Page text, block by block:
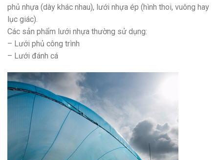
phủ nhựa (dày khác nhau), lưới nhựa ép (hình thoi, vuông hay
lục giác).
Các sản phẩm lưới nhựa thường sử dụng:
– Lưới phủ công trình
– Lưới đánh cá